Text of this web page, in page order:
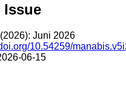
Issue
Juni 2026
10.54259/
06-15